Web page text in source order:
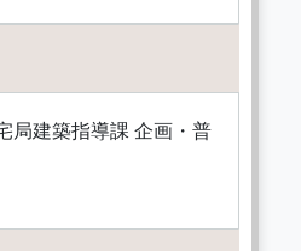
局建築指導課 企画・普